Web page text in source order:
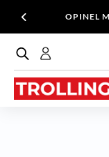
OPINEL